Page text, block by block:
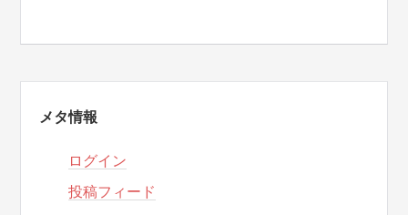
メタ情報
ログイン
投稿フィード